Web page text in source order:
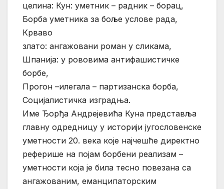
целина: Кун: уметник – радник – борац,
Борба уметника за боље услове рада,
Крваво
злато: ангажовани роман у сликама,
Шпанија: у рововима антифашистичке
борбе,
Прогон –илегала – партизанска борба,
Социјалистичка изградња.
Име Ђорђа Андрејевића Куна представља
главну одредницу у историји југословенске
уметности 20. века које најчешће директно
реферише на појам борбени реализам –
уметности која је била тесно повезана са
ангажованим, еманципаторским